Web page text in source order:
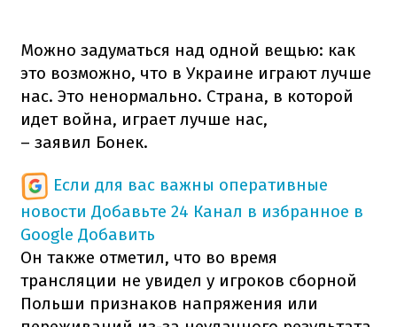
Можно задуматься над одной вещью: как
это возможно, что в Украине играют лучше
нас. Это ненормально. Страна, в которой
идет война, играет лучше нас,
– заявил Бонек.
Если для вас важны оперативные
новости Добавьте 24 Канал в избранное в
Google Добавить
Он также отметил, что во время
трансляции не увидел у игроков сборной
Польши признаков напряжения или